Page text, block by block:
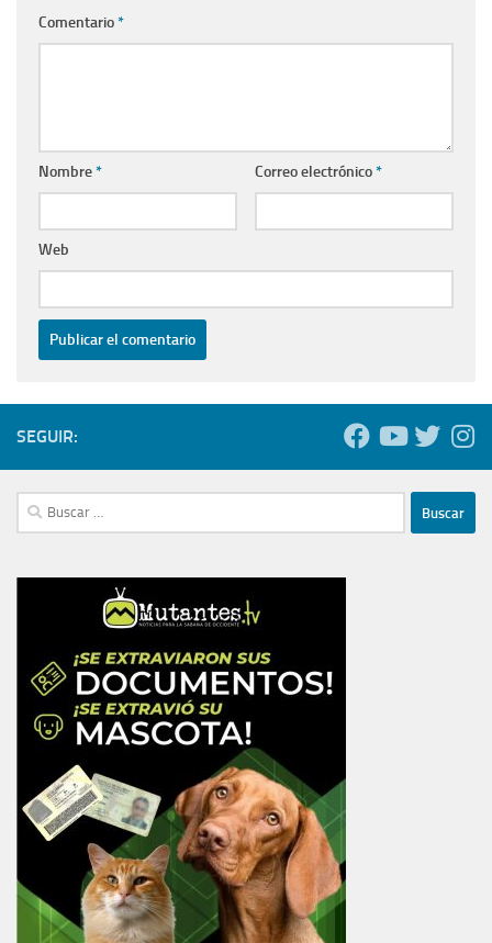
Comentario*
Nombre* Correo electrónico*
Web
SEGUIR:
Buscar: